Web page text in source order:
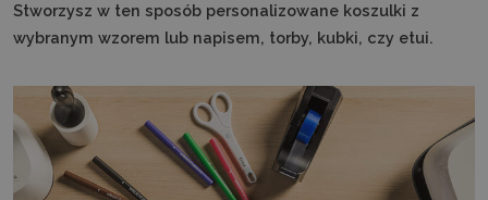
Stworzysz w ten sposób personalizowane koszulki z
wybranym wzorem lub napisem, torby, kubki, czy etui.